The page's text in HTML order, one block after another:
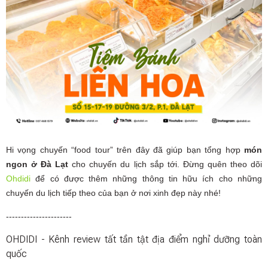
Hi vọng chuyến “food tour” trên đây đã giúp bạn tổng hợp món
ngon ở Đà Lạt cho chuyến du lịch sắp tới. Đừng quên theo dõi
Ohdidi để có được thêm những thông tin hữu ích cho những
chuyến du lịch tiếp theo của bạn ở nơi xinh đẹp này nhé!
----------------------
OHDIDI - Kênh review tất tần tật địa điểm nghỉ dưỡng toàn
quốc